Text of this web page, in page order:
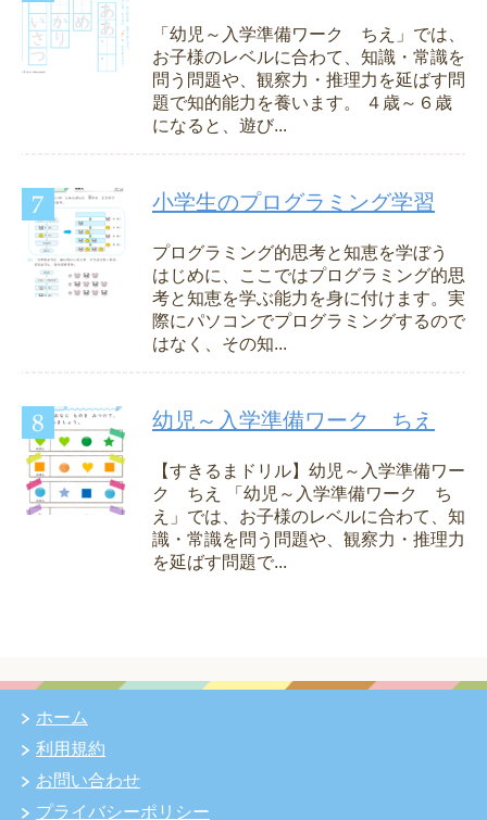
「幼児～入学準備ワーク ちえ」では、
お子様のレベルに合わて、知識・常識を
問う問題や、観察力・推理力を延ばす問
題で知的能力を養います。 ４歳～６歳
になると、遊び...
小学生のプログラミング学習
プログラミング的思考と知恵を学ぼう
はじめに、ここではプログラミング的思
考と知恵を学ぶ能力を身に付けます。実
際にパソコンでプログラミングするので
はなく、その知...
幼児～入学準備ワーク ちえ
【すきるまドリル】幼児～入学準備ワー
ク ちえ 「幼児～入学準備ワーク ち
え」では、お子様のレベルに合わて、知
識・常識を問う問題や、観察力・推理力
を延ばす問題で...
ホーム
利用規約
お問い合わせ
プライバシーポリシー